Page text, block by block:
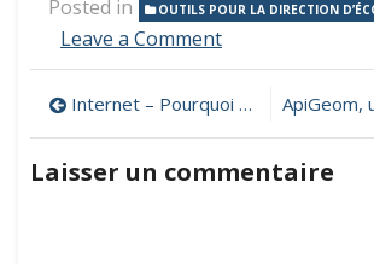
Posted in OUTILS POUR LA DIRECTION
Leave a Commenton
filigrane
à
n’importe
quel
Navigation
de
l’article
Internet – Pourquoi ? Comment ? Un livre en téléchargement gratuit
Laisser un commentaire